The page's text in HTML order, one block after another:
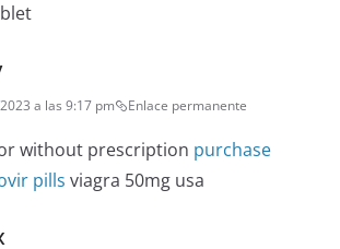
a las 9:17 pm Enlace permanente
without prescription purchase
pills viagra 50mg usa